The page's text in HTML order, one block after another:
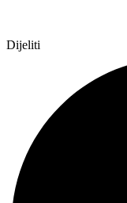
Dijeliti